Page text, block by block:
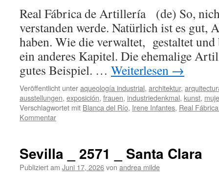
Real Fábrica de Artillería (de) So,
verstanden werde. Natürlich ist es gut,
haben. Wie die verwaltet, gestaltet und
ein anderes Kapitel. Die ehemalige
gutes Beispiel. … Weiterlesen →
Veröffentlicht unteraqueología industrial, architektur,
ausstellungen, exposición, frauen, industriedenkmal, kunst,
Verschlagwortet mit Blanca del Río, Irene Infantes, Real
Kommentar
Sevilla _ 2571 _ Santa Clara
Publiziert am Juni 17, 2026von andrea milde